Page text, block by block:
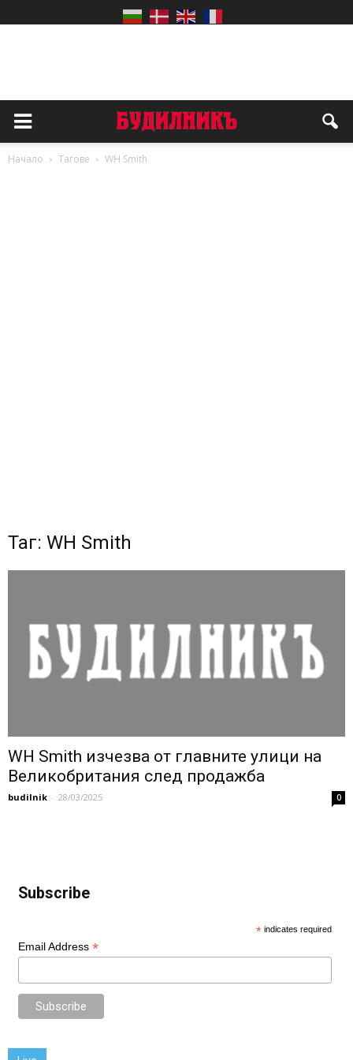
Начало Тагове WH Smith
Таг: WH Smith
WH Smith изчезва от главните улици на
Великобритания след продажба
budilnik - 28/03/2025 0
Subscribe
* indicates required
Email Address *